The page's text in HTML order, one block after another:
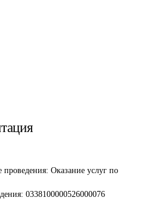
проведения: Оказание услуг по
0338100000526000076